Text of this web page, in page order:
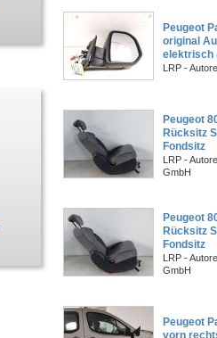
Peugeot
original
elektrisch
LRP -
Peugeot
Rücksitz
Fondsitz
LRP -
GmbH
Peugeot
Rücksitz
Fondsitz
LRP -
GmbH
Peugeot
vorn